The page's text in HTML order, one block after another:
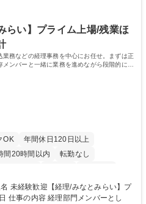
格 学歴：大学院
： 資格：
らい】プライム上場/残業ほ
務などの経理事務を中心にお任せ。まずは正
ンバーと一緒に業務を進めながら段階的に経
OK
年間休日120日以上
間20時間以内
転勤なし
近5分以内 土日祝休み
服装自由